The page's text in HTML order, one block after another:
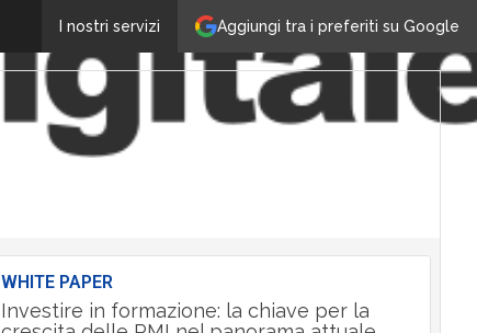
Aggiungi tra i preferiti su Google
I nostri servizi
WHITE PAPER
Investire in formazione: la chiave per la